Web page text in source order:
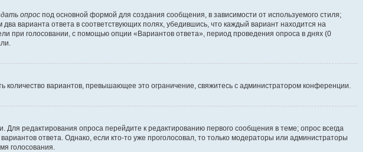
опрос под основной формой для создания сообщения, в зависимости от используемого стиля;
варианта ответа в соответствующих полях, убедившись, что каждый вариант находится на
при голосовании, с помощью опции «Вариантов ответа», период проведения опроса в днях (0
вариантов, превышающее это ограничение, свяжитесь с администратором конференции.
редактирования опроса перейдите к редактированию первого сообщения в теме; опрос всегда
ответа. Однако, если кто-то уже проголосовал, то только модераторы или администраторы
голосования.